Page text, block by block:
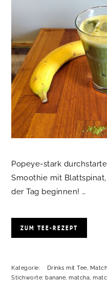
Popeye-stark
Smoothie mit
der Tag beginnen! …
ZUM TEE-REZEPT
Kategorie: Drinks mit Tee,
Stichworte: banane,matcha,